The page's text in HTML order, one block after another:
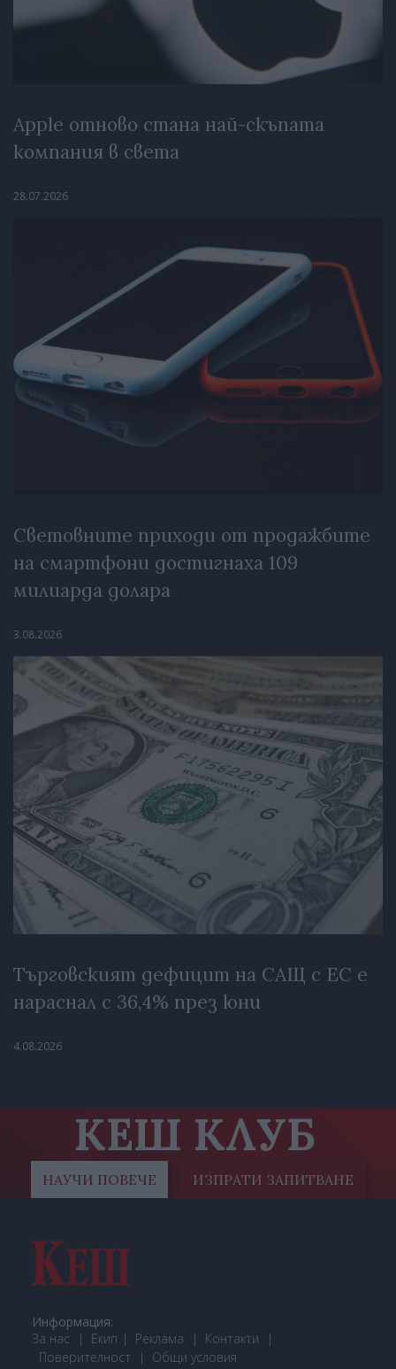
Apple отново стана най-скъпата
компания в света
28.07.2026
Световните приходи от продажбите
на смартфони достигнаха 109
милиарда долара
3.08.2026
Търговският дефицит на САЩ с ЕС е
нараснал с 36,4% през юни
4.08.2026
КЕШ КЛУБ
НАУЧИ ПОВЕЧЕ ИЗПРАТИ ЗАПИТВАНЕ
Информация:
За нас
Екип Реклама
Контакти
Поверителност
Общи условия